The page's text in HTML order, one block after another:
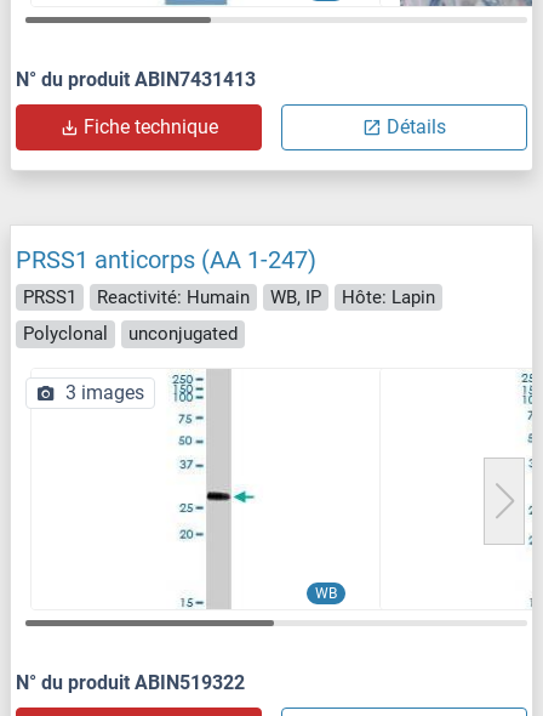
N° du produit ABIN7431413
Fiche technique Détails
PRSS1 anticorps (AA 1-247)
PRSS1 Reactivité: Humain WB, IP
Hôte: Lapin
Polyclonal
unconjugated
WB
3 images
N° du produit ABIN519322